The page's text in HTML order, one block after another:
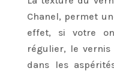
Chanel, permet
effet, si votre
régulier, le vernis
dans les